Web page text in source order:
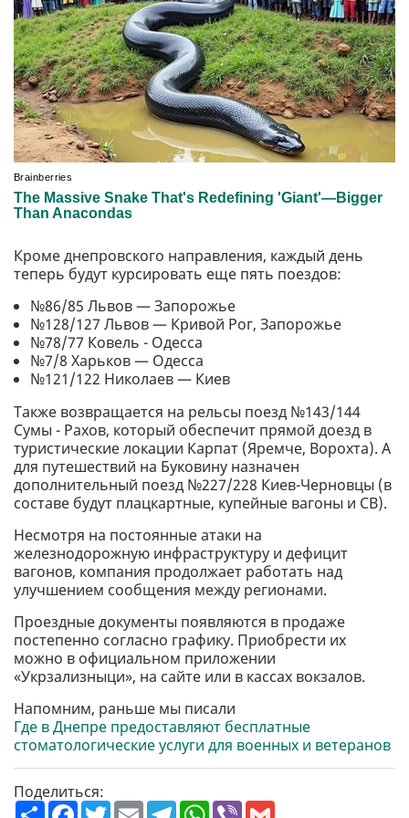
Кроме днепровского направления, каждый день
теперь будут курсировать еще пять поездов:
№86/85 Львов — Запорожье
№128/127 Львов — Кривой Рог, Запорожье
№78/77 Ковель - Одесса
№7/8 Харьков — Одесса
№121/122 Николаев — Киев
Также возвращается на рельсы поезд №143/144
Сумы - Рахов, который обеспечит прямой доезд в
туристические локации Карпат (Яремче, Ворохта). А
для путешествий на Буковину назначен
дополнительный поезд №227/228 Киев-Черновцы (в
составе будут плацкартные, купейные вагоны и СВ).
Несмотря на постоянные атаки на
железнодорожную инфраструктуру и дефицит
вагонов, компания продолжает работать над
улучшением сообщения между регионами.
Проездные документы появляются в продаже
постепенно согласно графику. Приобрести их
можно в официальном приложении
«Укрзализныци», на сайте или в кассах вокзалов.
Напомним, раньше мы писали
Где в Днепре предоставляют бесплатные
стоматологические услуги для военных и ветеранов
Поделиться:
П
F T E T W V